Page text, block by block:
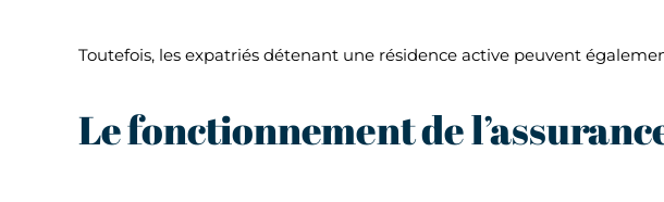
Toutefois, les expatriés détenant une résidence active peuvent
Le fonctionnement de